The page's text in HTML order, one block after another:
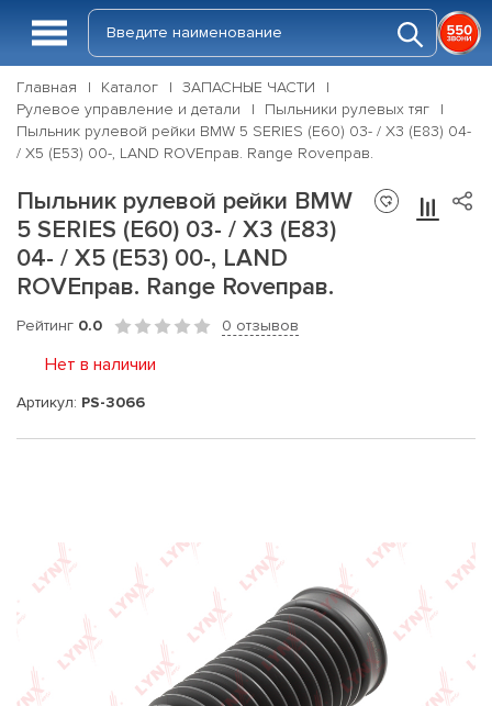
Главная Каталог
ЗАПАСНЫЕ ЧАСТИ
Рулевое управление и детали
Пыльники рулевых тяг
Пыльник рулевой рейки BMW 5 SERIES (E60) 03- / X3 (E83) 04-
/ X5 (E53) 00-, LAND ROVEправ. Range Roveправ.
Пыльник рулевой рейки BMW
5 SERIES (E60) 03- / X3 (E83)
04- / X5 (E53) 00-, LAND
ROVEправ. Range Roveправ.
Рейтинг 0.0 0 отзывов
Нет в наличии
Артикул: PS-3066